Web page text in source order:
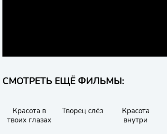
СМОТРЕТЬ ЕЩЁ ФИЛЬМЫ:
Красота в
твоих глазах
Творец слёз
Красота
внутри